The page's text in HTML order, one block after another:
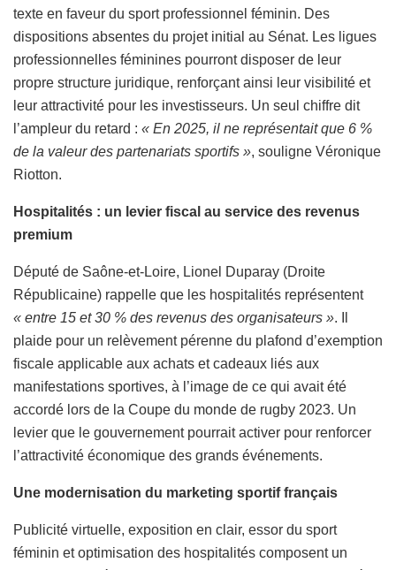
texte en faveur du sport professionnel féminin. Des
dispositions absentes du projet initial au Sénat. Les ligues
professionnelles féminines pourront disposer de leur
propre structure juridique, renforçant ainsi leur visibilité et
leur attractivité pour les investisseurs. Un seul chiffre dit
l’ampleur du retard : « En 2025, il ne représentait que 6 %
de la valeur des partenariats sportifs », souligne Véronique
Riotton.
Hospitalités : un levier fiscal au service des revenus
premium
Député de Saône-et-Loire, Lionel Duparay (Droite
Républicaine) rappelle que les hospitalités représentent
« entre 15 et 30 % des revenus des organisateurs ». Il
plaide pour un relèvement pérenne du plafond d’exemption
fiscale applicable aux achats et cadeaux liés aux
manifestations sportives, à l’image de ce qui avait été
accordé lors de la Coupe du monde de rugby 2023. Un
levier que le gouvernement pourrait activer pour renforcer
l’attractivité économique des grands événements.
Une modernisation du marketing sportif français
Publicité virtuelle, exposition en clair, essor du sport
féminin et optimisation des hospitalités composent un